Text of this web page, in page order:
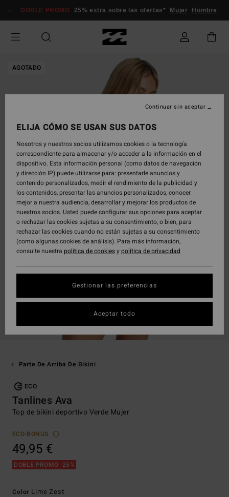
información
DOBLE PROMO 25% extra sobre las ofertas* Mujer Hombre
AGOTADO
Parte De Arriba De Bikini
ECO
Tanlines Ava
Top de bikini deportivo Verde Mujer
ECO-BONUS
49,95 €
DOBLE PROMO -25%
Color Lime Zest
ELIJA CÓMO SE USAN SUS DATOS
Nosotros y nuestros socios utilizamos cookies o la tecnología
correspondiente para almacenar y/o acceder a la información en el
dispositivo. Esta información personal (como datos de navegación
y dirección IP) puede utilizarse para: presentarle anuncios y
contenido personalizados, medir el rendimiento de la publicidad y
los contenidos, presentar las anuncios personalizados, conocer
mejor a nuestra audiencia, desarrollar y mejorar los productos de
nuestros socios. Usted puede configurar sus opciones para aceptar
o rechazar las cookies sujetas a su consentimiento, o bien, para
rechazar las cookies cuando no están sujetas a su consentimiento
(como algunas cookies de análisis). Para más información,
consulte nuestra política de cookiesypolítica de privacidad
Gestionar las preferencias
Continuar sin aceptar
Aceptar todo